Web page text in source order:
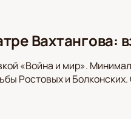
Вахтангова:
«Война и мир».
Ростовых и